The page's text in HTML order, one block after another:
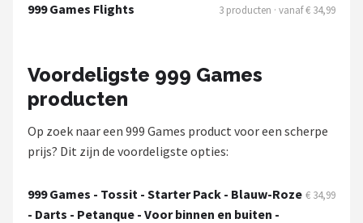
Mission
KOTO
Unicorn
999 Games Flights 3 producten · vanaf € 34,99
Voordeligste 999 Games
producten
Op zoek naar een 999 Games product voor een scherpe
prijs? Dit zijn de voordeligste opties:
999 Games - Tossit - Starter Pack - Blauw-Roze
- Darts - Petanque - Voor binnen en buiten -
€ 34,99